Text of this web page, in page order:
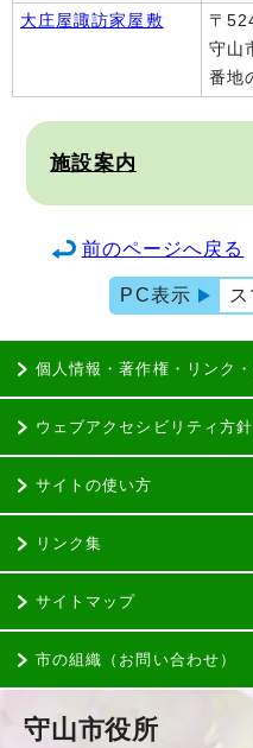
大庄屋諏訪家屋敷
〒
守山
番地
施設案内
前のページへ戻る
PC表示
個人情報・著作権・リンク
ウェブアクセシビリティ方針
サイトの使い方
リンク集
サイトマップ
市の組織（お問い合わせ）
守山市役所